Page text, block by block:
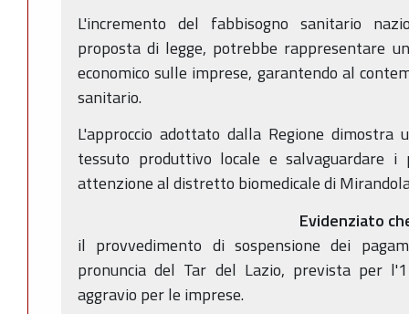
L'incremento del fabbisogno sanitario
proposta di legge, potrebbe rappresentare
economico sulle imprese, garantendo al
sanitario.
L'approccio adottato dalla Regione
tessuto produttivo locale e salvaguardare
attenzione al distretto biomedicale di
Evidenziato
il provvedimento di sospensione dei
pronuncia del Tar del Lazio, prevista per
aggravio per le imprese.